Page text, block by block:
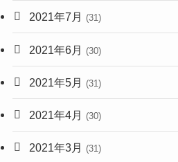
2021年7月 (31)
2021年6月 (30)
2021年5月 (31)
2021年4月 (30)
2021年3月 (31)